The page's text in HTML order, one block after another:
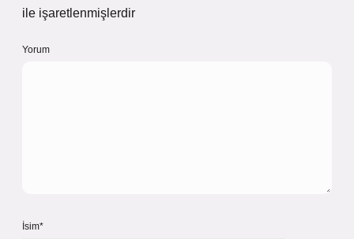
ile işaretlenmişlerdir
Yorum
İsim*